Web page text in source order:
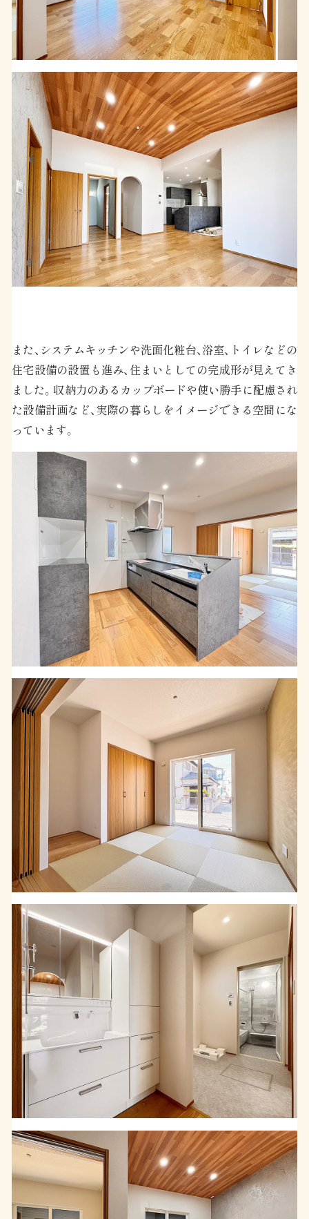
また、システムキッチンや洗面化粧台、浴室、トイレなどの
住宅設備の設置も進み、住まいとしての完成形が見えてき
ました。収納力のあるカップボードや使い勝手に配慮され
た設備計画など、実際の暮らしをイメージできる空間にな
っています。